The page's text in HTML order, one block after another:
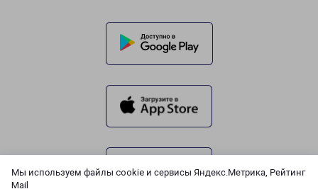
Мы используем файлы cookie и сервисы Яндекс.Метрика, Рейтинг
Mail